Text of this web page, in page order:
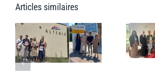
Articles similaires
Présence
dans le Loiret